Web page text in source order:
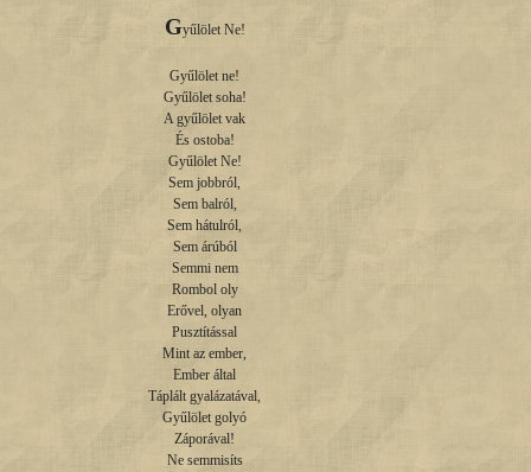
Gyűlölet Ne!
Gyűlölet ne!
Gyűlölet soha!
A gyűlölet vak
És ostoba!
Gyűlölet Ne!
Sem jobbról,
Sem balról,
Sem hátulról,
Sem árúból
Semmi nem
Rombol oly
Erővel, olyan
Pusztítással
Mint az ember,
Ember által
Táplált gyalázatával,
Gyűlölet golyó
Záporával!
Ne semmisíts